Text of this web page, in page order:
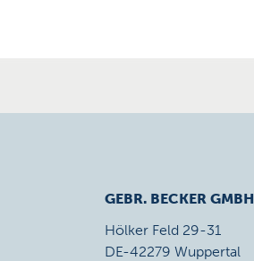
GEBR. BECKER GMBH
Hölker Feld 29-31
DE-42279 Wuppertal